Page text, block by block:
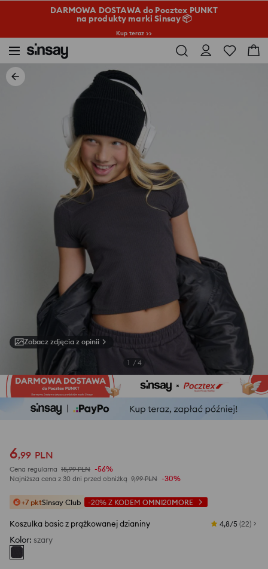
DARMOWA DOSTAWA do Pocztex PUNKT
na produkty marki Sinsay 📦
Kup teraz >>
Zobacz zdjęcia z opinii
1 / 4
6,99 PLN
Cena regularna 15,99 PLN -56%
Najniższa cena z 30 dni przed obniżką 9,99 PLN -30%
+7 pktSinsay Club -20% Z KODEM OMNI20MORE
Koszulka basic z prążkowanej dzianiny 4,8/5 (22)
Kolor: szary